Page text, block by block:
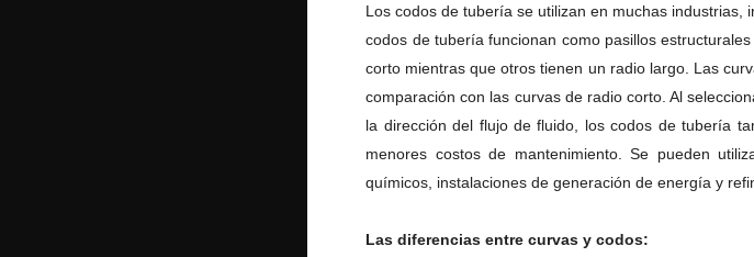
Los codos de tubería se utilizan en muchas industrias,
codos de tubería funcionan como pasillos
corto mientras que otros tienen un radio largo. Las
comparación con las curvas de radio corto.Al
la dirección del flujo de fluido, los codos de tubería
menores costos de mantenimiento.Se pueden
químicos, instalaciones de generación de energía y
Las diferencias entre curvas y codos: